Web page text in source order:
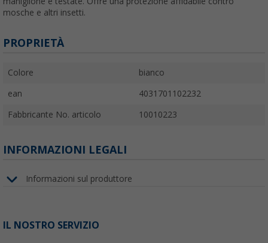
mosche e altri insetti.
PROPRIETÀ
Colore bianco
ean 4031701102232
Fabbricante No. articolo 10010223
INFORMAZIONI LEGALI
Informazioni sul produttore
IL NOSTRO SERVIZIO